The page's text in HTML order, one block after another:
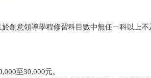
創意領導學程修習科目數中無任ㄧ科以上不
至30,000元。